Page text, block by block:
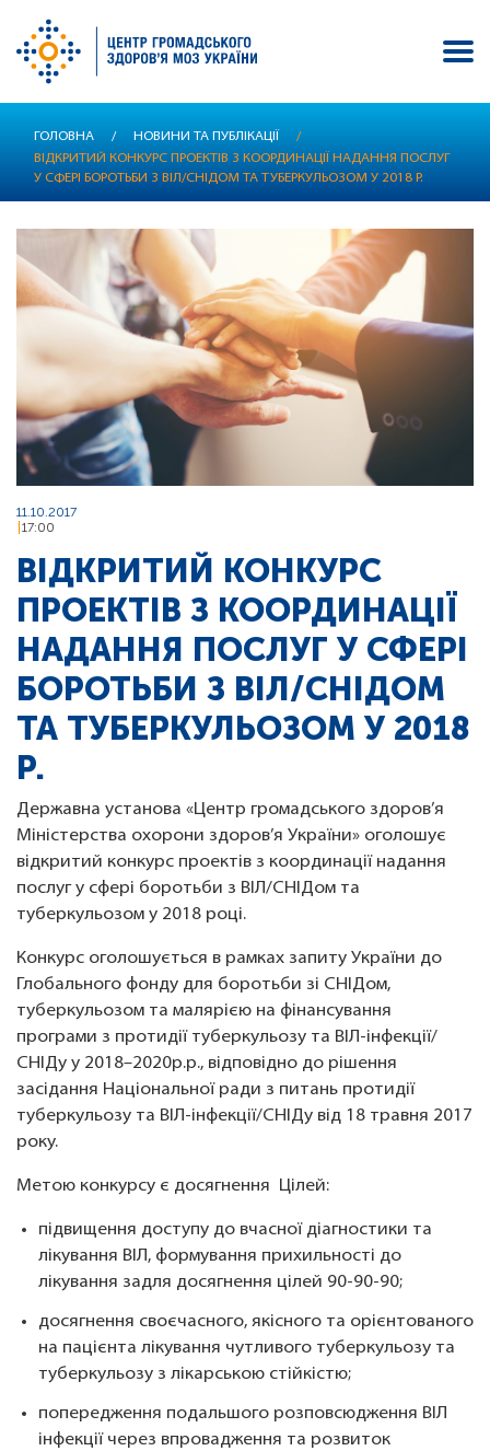
основного
ГОЛОВНА / НОВИНИ ТА ПУБЛІКАЦІЇ
/
ВІДКРИТИЙ КОНКУРС ПРОЕКТІВ З КООРДИНАЦІЇ НАДАННЯ ПОСЛУГ
У СФЕРІ БОРОТЬБИ З ВІЛ/СНІДОМ ТА ТУБЕРКУЛЬОЗОМ У 2018 Р.
11.10.2017
17:00
ВІДКРИТИЙ КОНКУРС
ПРОЕКТІВ З КООРДИНАЦІЇ
НАДАННЯ ПОСЛУГ У СФЕРІ
БОРОТЬБИ З ВІЛ/СНІДОМ
ТА ТУБЕРКУЛЬОЗОМ У 2018
Р.
Державна установа «Центр громадського здоров’я
Міністерства охорони здоров’я України» оголошує
відкритий конкурс проектів з координації надання
послуг у сфері боротьби з ВІЛ/СНІДом та
туберкульозом у 2018 році.
Конкурс оголошується в рамках запиту України до
Глобального фонду для боротьби зі СНІДом,
туберкульозом та малярією на фінансування
програми з протидії туберкульозу та ВІЛ-інфекції/
СНІДу у 2018–2020р.р., відповідно до рішення
засідання Національної ради з питань протидії
туберкульозу та ВІЛ-інфекції/СНІДу від 18 травня 2017
року.
Метою конкурсу є досягнення Цілей:
підвищення доступу до вчасної діагностики та
лікування ВІЛ, формування прихильності до
лікування задля досягнення цілей 90-90-90;
досягнення своєчасного, якісного та орієнтованого
на пацієнта лікування чутливого туберкульозу та
туберкульозу з лікарською стійкістю;
попередження подальшого розповсюдження ВІЛ
інфекції через впровадження та розвиток